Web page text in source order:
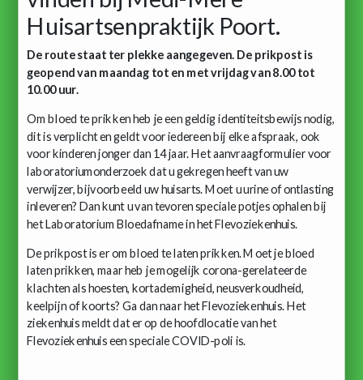
Huisartsenpraktijk Poort.
De route staat ter plekke aangegeven. De prikpost is
geopend van maandag tot en met vrijdag van 8.00 tot
10.00 uur.
Om bloed te prikken heb je een geldig identiteitsbewijs nodig,
dit is verplicht en geldt voor iedereen bij elke afspraak, ook
voor kinderen jonger dan 14 jaar. Het aanvraagformulier voor
laboratoriumonderzoek dat u gekregen heeft van uw
verwijzer, bijvoorbeeld uw huisarts. Moet u urine of ontlasting
inleveren? Dan kunt u van tevoren speciale potjes ophalen bij
het Laboratorium Bloedafname in het Flevoziekenhuis.
De prikpost is er om bloed te laten prikken. Moet je bloed
laten prikken, maar heb je mogelijk corona-gerelateerde
klachten als hoesten, kortademigheid, neusverkoudheid,
keelpijn of koorts? Ga dan naar het Flevoziekenhuis. Het
ziekenhuis meldt dat er op de hoofdlocatie van het
Flevoziekenhuis een speciale COVID-poli is.